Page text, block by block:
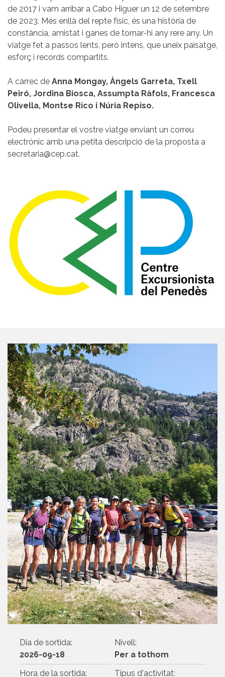
de 2017 i vam arribar a Cabo Higuer un 12 de setembre
de 2023. Més enllà del repte físic, és una història de
constància, amistat i ganes de tornar-hi any rere any. Un
viatge fet a passos lents, però intens, que uneix paisatge,
esforç i records compartits.
A càrrec de Anna Mongay, Àngels Garreta, Txell
Peiró, Jordina Biosca, Assumpta Ràfols, Francesca
Olivella, Montse Rico i Núria Repiso.
Podeu presentar el vostre viatge enviant un correu
electrònic amb una petita descripció de la proposta a
secretaria@cep.cat.
Dia de sortida:
2026-09-18
Nivell:
Per a tothom
Hora de la sortida:
Tipus d'activitat: